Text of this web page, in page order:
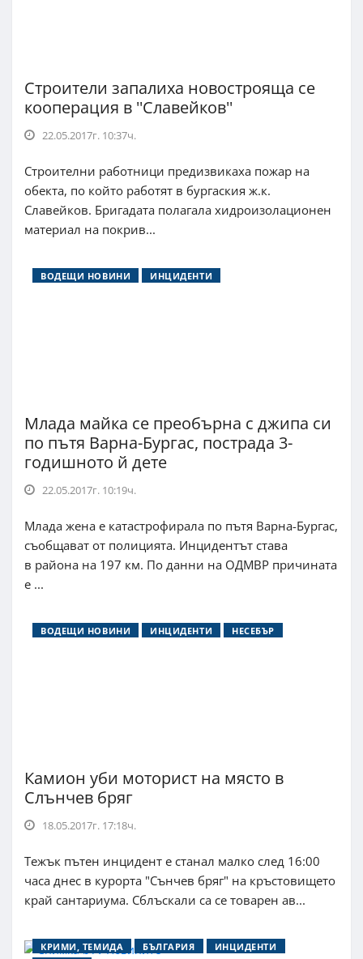
Строители запалиха новострояща се
кооперация в ''Славейков''
22.05.2017г. 10:37ч.
Строителни работници предизвикаха пожар на
обекта, по който работят в бургаския ж.к.
Славейков. Бригадата полагала хидроизолационен
материал на покрив...
ВОДЕЩИ НОВИНИ ИНЦИДЕНТИ
Млада майка се преобърна с джипа си
по пътя Варна-Бургас, пострада 3-
годишното й дете
22.05.2017г. 10:19ч.
Млада жена е катастрофирала по пътя Варна-Бургас,
съобщават от полицията. Инцидентът става
в района на 197 км. По данни на ОДМВР причината
е ...
ВОДЕЩИ НОВИНИ ИНЦИДЕНТИ НЕСЕБЪР
Камион уби моторист на място в
Слънчев бряг
18.05.2017г. 17:18ч.
Тежък пътен инцидент е станал малко след 16:00
часа днес в курорта "Сънчев бряг" на кръстовището
край сантариума. Сблъскали са се товарен ав...
КРИМИ, ТЕМИДА БЪЛГАРИЯ
ИНЦИДЕНТИ